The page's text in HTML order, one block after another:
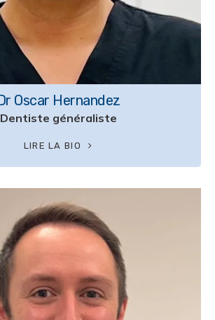
Oscar Hernandez
Dentiste généraliste
LIRE LA BIO